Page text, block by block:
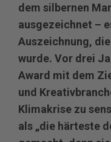
dem silbernen
ausgezeichnet –
Auszeichnung,
wurde. Vor drei
Award mit dem
und
Klimakrise zu
als „die härteste